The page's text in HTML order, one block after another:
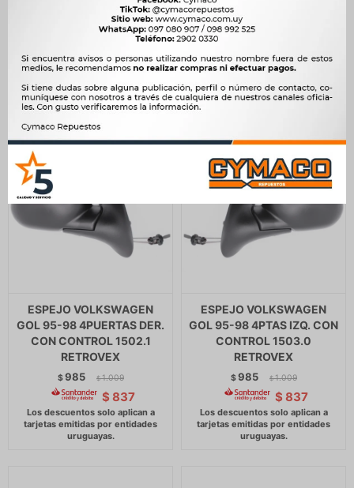
1501.0 RETROVEX
$ 871
CONTROL IZQ.= 20.F91.00
1505.0 RETROVEX
$837
ESPEJO VOLKSWAGEN
GOL 95-98 4PUERTAS DER.
CON CONTROL 1502.1
RETROVEX
$985 $ 1.009
$ 837
ESPEJO VOLKSWAGEN
GOL 95-98 4PTAS IZQ. CON
CONTROL 1503.0
RETROVEX
$985 $ 1.009
$ 837